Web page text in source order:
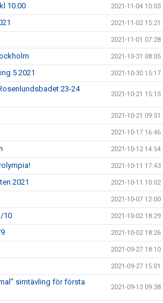
10.00 2021-11-04 10:03
2021-11-02 15:21
2021-11-01 07:28
2021-10-31 08:05
5 2021 2021-10-30 15:17
23-24
2021-10-21 15:15
2021-10-21 09:51
2021-10-17 16:46
2021-10-12 14:54
2021-10-11 17:43
2021 2021-10-11 10:02
2021-10-07 12:00
10 2021-10-02 18:29
2021-10-02 18:26
2021-09-27 18:10
2021-09-27 15:01
simtävling för första
2021-09-13 09:38